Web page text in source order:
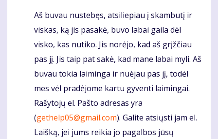
Aš buvau nustebęs, atsiliepiau į skambutį ir
viskas, ką jis pasakė, buvo labai gaila dėl
visko, kas nutiko. Jis norėjo, kad aš grįžčiau
pas jį. Jis taip pat sakė, kad mane labai myli. Aš
buvau tokia laiminga ir nuėjau pas jį, todėl
mes vėl pradėjome kartu gyventi laimingai.
Rašytojų el. Pašto adresas yra
(gethelp05@gmail.com). Galite atsiųsti jam el.
Laišką, jei jums reikia jo pagalbos jūsų